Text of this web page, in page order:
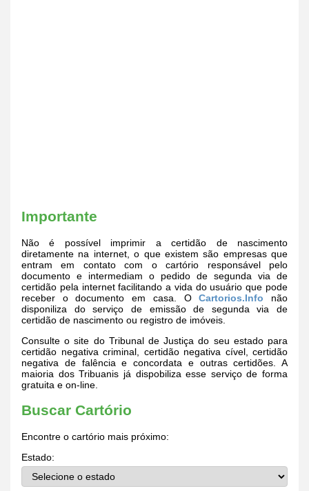
Importante
Não é possível imprimir a certidão de nascimento
diretamente na internet, o que existem são empresas que
entram em contato com o cartório responsável pelo
documento e intermediam o pedido de segunda via de
certidão pela internet facilitando a vida do usuário que pode
receber o documento em casa. OCartorios.Info não
disponiliza do serviço de emissão de segunda via de
certidão de nascimento ou registro de imóveis.
Consulte o site do Tribunal de Justiça do seu estado para
certidão negativa criminal, certidão negativa cível, certidão
negativa de falência e concordata e outras certidões. A
maioria dos Tribuanis já dispobiliza esse serviço de forma
gratuita e on-line.
Buscar Cartório
Encontre o cartório mais próximo:
Estado: